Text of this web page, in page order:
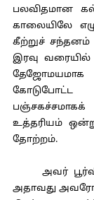
பலவிதமான
காலையிலே
கீற்றுச்
இரவு வரையில்
தேஜோமயமாக
பஞ்சகச்சமாகக்
உத்தரியம்
தோற்றம்.
அவர்
அதாவது